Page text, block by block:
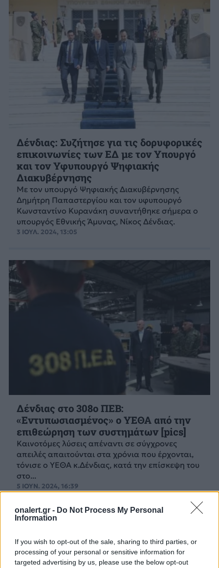
onalert.gr - Do Not Process My Personal
Information
If you wish to opt-out of the sale, sharing to third parties, or
processing of your personal or sensitive information for
targeted advertising by us, please use the below opt-out
Δένδιας: Συζήτησε για τις δορυφορικές
επικοινωνίες των ΕΔ με τον Υπουργό
και τον Υφυπουργό Ψηφιακής
Διακυβέρνησης
Με τον υπουργό Ψηφιακής Διακυβέρνησης
Δημήτρη Παπαστεργίου και τον υφυπουργό
Κωνσταντίνο Κυρανάκη συναντήθηκε σήμερα ο
υπουργός Εθνικής Άμυνας, Νίκος Δένδιας.
3 ΙΟΥΛ. 2024, 13:05
Δένδιας στο 308ο ΠΕΒ:
«Εντυπωσιασμένος» ο ΥΕΘΑ από την
επιθεώρηση των συστημάτων [pics]
Καινοτόμες λύσεις απέναντι σε σύγχρονες
απειλές απαιτούνται στα χρόνια που έρχονται,
τόνισε ο ΥΕΘΑ κ.Δένδιας, κατά την επίσκεψη του
στο...
5 ΙΟΥΝ. 2024, 16:39